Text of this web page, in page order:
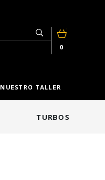
0
NUESTRO TALLER
TURBOS